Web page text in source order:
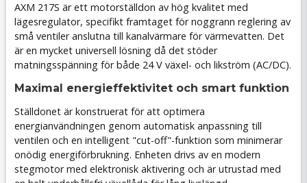
AXM 217S är ett motorställdon av hög kvalitet med
lägesregulator, specifikt framtaget för noggrann reglering av
små ventiler anslutna till kanalvärmare för värmevatten. Det
är en mycket universell lösning då det stöder
matningsspänning för både 24 V växel- och likström (AC/DC).
Maximal energieffektivitet och smart funktion
Ställdonet är konstruerat för att optimera
energianvändningen genom automatisk anpassning till
ventilen och en intelligent "cut-off"-funktion som minimerar
onödig energiförbrukning. Enheten drivs av en modern
stegmotor med elektronisk aktivering och är utrustad med